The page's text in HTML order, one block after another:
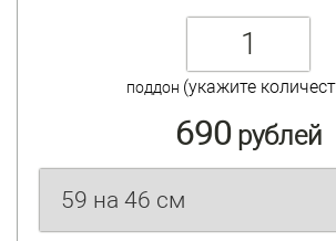
поддон(укажите
690 рублей